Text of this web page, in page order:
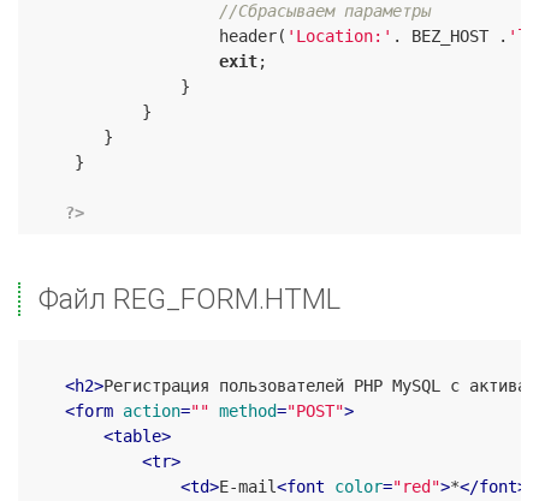
//Сбрасываем параметры
                    header(
'Location:' . BEZ_HOST .
exit;
                }
            }
        }
     }
?>
Файл REG_FORM.HTML
<h2>Регистрация пользователей PHP MySQL с
<form action="" method="POST">
<table>
<tr>
<td>E-mail<font color="red">*</font>